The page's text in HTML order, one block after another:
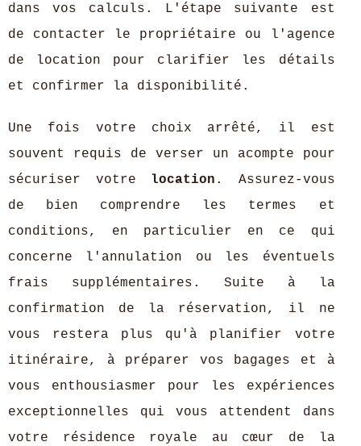
dans vos calculs. L'étape suivante est
de contacter le propriétaire ou l'agence
de location pour clarifier les détails
et confirmer la disponibilité.
Une fois votre choix arrêté, il est
souvent requis de verser un acompte pour
sécuriser votre location . Assurez-vous
de bien comprendre les termes et
conditions, en particulier en ce qui
concerne l'annulation ou les éventuels
frais supplémentaires. Suite à la
confirmation de la réservation, il ne
vous restera plus qu'à planifier votre
itinéraire, à préparer vos bagages et à
vous enthousiasmer pour les expériences
exceptionnelles qui vous attendent dans
votre résidence royale au cœur de la